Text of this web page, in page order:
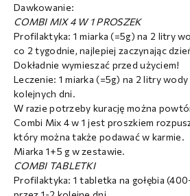
Dawkowanie:
COMBI MIX 4 W 1 PROSZEK
Profilaktyka: 1 miarka (=5g) na 2 litry
co 2 tygodnie, najlepiej zaczynając
Dokładnie wymieszać przed użyciem!
Leczenie: 1 miarka (=5g) na 2 litry
kolejnych dni.
W razie potrzeby kurację można
Combi Mix 4 w 1 jest proszkiem
który można także podawać w karmie.
Miarka 1+5 g w zestawie.
COMBI TABLETKI
Profilaktyka: 1 tabletka na gołębia